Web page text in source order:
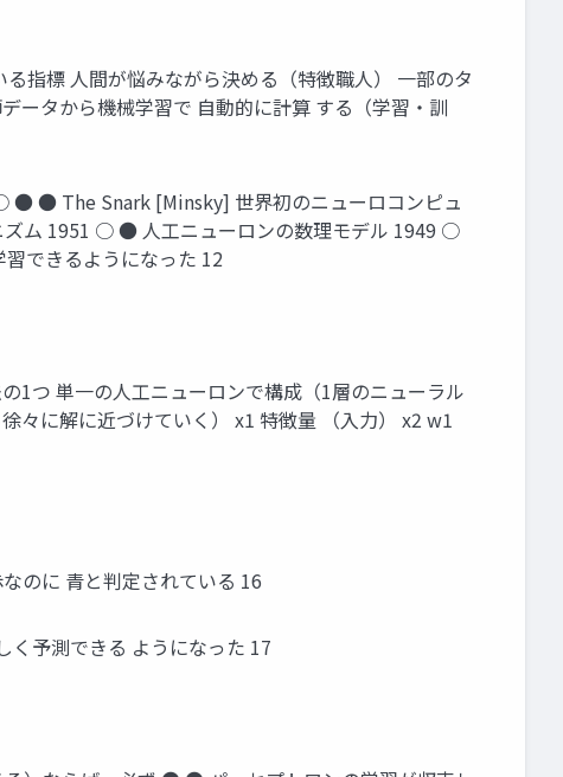
標 人間が悩みながら決める（特徴職人） 一部のタ
タから機械学習で 自動的に計算 する（学習・訓
● ● The Snark [Minsky] 世界初のニューロコンピュ
ム 1951 ○ ● 人工ニューロンの数理モデル 1949 ○
できるようになった 12
つ 単一の人工ニューロンで構成（1層のニューラル
々に解に近づけていく） x1 特徴量 （入力） x2 w1
のに 青と判定されている 16
く予測できる ようになった 17